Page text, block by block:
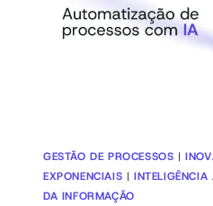
E
QUAIS
FERRAMENTAS
GESTÃO DE PROCESSOS |
EXPONENCIAIS |INTELIGÊNCIA
DA INFORMAÇÃO